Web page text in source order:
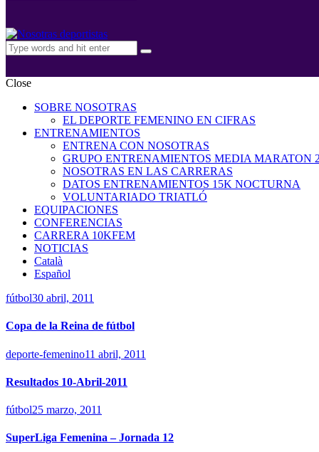
Close
SOBRE NOSOTRAS
EL DEPORTE FEMENINO EN CIFRAS
ENTRENAMIENTOS
ENTRENA CON NOSOTRAS
GRUPO ENTRENAMIENTOS MEDIA MARATON
NOSOTRAS EN LAS CARRERAS
DATOS ENTRENAMIENTOS 15K NOCTURNA
VOLUNTARIADO TRIATLÓ
EQUIPACIONES
CONFERENCIAS
CARRERA 10KFEM
NOTICIAS
Català
Español
fútbol30 abril, 2011
Copa de la Reina de fútbol
deporte-femenino11 abril, 2011
Resultados 10-Abril-2011
fútbol25 marzo, 2011
SuperLiga Femenina – Jornada 12